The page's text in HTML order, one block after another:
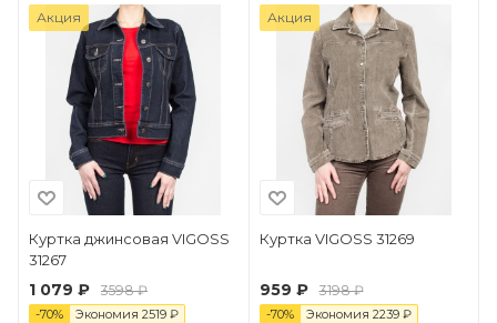
Акция
Куртка джинсовая VIGOSS
31267
1 079 ₽ 3598 ₽
-70% Экономия 2519 ₽
Акция
Куртка VIGOSS 31269
959 ₽ 3198 ₽
-70% Экономия 2239₽